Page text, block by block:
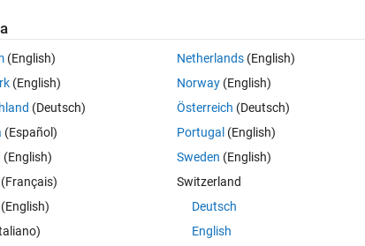
0 Stimmen
the traininfo that i saved earlier after finish running the model.
struct2table i get the following table which is completely
training the model in matlab.
(English)
(English)
(Deutsch)
(Español)
(English)
(Français)
(English)
Netherlands(English)
Norway(English)
Österreich (Deutsch)
Portugal (English)
Sweden (English)
Switzerland
Deutsch
English